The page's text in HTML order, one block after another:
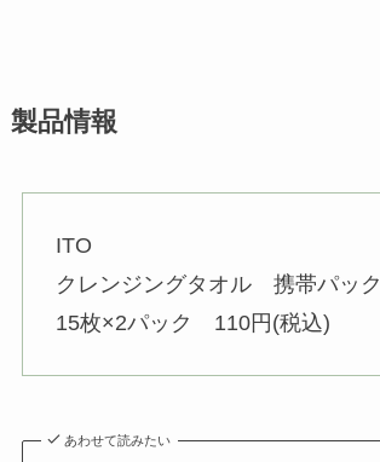
製品情報
ITO
クレンジングタオル 携帯パック
15枚×2パック 110円(税込)
あわせて読みたい